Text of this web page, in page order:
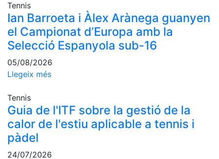
equips
Llegendes
Jugadors
professionals
Competicions
Campionat
Tennis
Quadres
de Joc
Quadre
d'Honor
Tennis
Ian Barroeta i Àlex Arànega guanyen
el Campionat d’Europa amb la
Selecció Espanyola sub-16
05/08/2026
Llegeix més
Tennis
Guia de l'ITF sobre la gestió de la
calor de l'estiu aplicable a tennis i
pàdel
24/07/2026